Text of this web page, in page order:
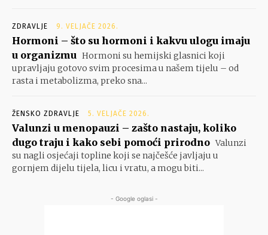
ZDRAVLJE 9. VELJAČE 2026.
Hormoni – što su hormoni i kakvu ulogu imaju
u organizmu Hormoni su hemijski glasnici koji
upravljaju gotovo svim procesima u našem tijelu – od
rasta i metabolizma, preko sna...
ŽENSKO ZDRAVLJE 5. VELJAČE 2026.
Valunzi u menopauzi – zašto nastaju, koliko
dugo traju i kako sebi pomoći prirodno Valunzi
su nagli osjećaji topline koji se najčešće javljaju u
gornjem dijelu tijela, licu i vratu, a mogu biti...
- Google oglasi -